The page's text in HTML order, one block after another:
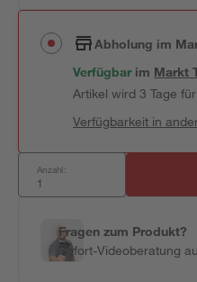
Abholung im
Verfügbar im Markt
Artikel wird 3 Tage
Verfügbarkeit in
Anzahl:
Fragen zum Produkt?
Sofort-Videoberatung